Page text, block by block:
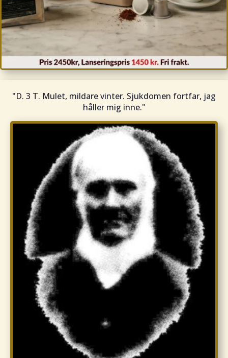
"D. 3 T. Mulet, mildare vinter. Sjukdomen fortfar, jag
håller mig inne."